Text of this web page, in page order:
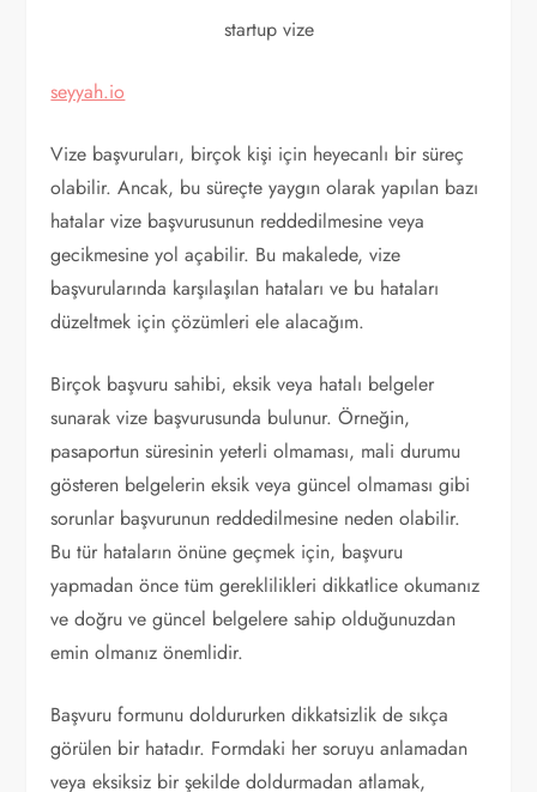
startup vize
seyyah.io
Vize başvuruları, birçok kişi için heyecanlı bir süreç
olabilir. Ancak, bu süreçte yaygın olarak yapılan bazı
hatalar vize başvurusunun reddedilmesine veya
gecikmesine yol açabilir. Bu makalede, vize
başvurularında karşılaşılan hataları ve bu hataları
düzeltmek için çözümleri ele alacağım.
Birçok başvuru sahibi, eksik veya hatalı belgeler
sunarak vize başvurusunda bulunur. Örneğin,
pasaportun süresinin yeterli olmaması, mali durumu
gösteren belgelerin eksik veya güncel olmaması gibi
sorunlar başvurunun reddedilmesine neden olabilir.
Bu tür hataların önüne geçmek için, başvuru
yapmadan önce tüm gereklilikleri dikkatlice okumanız
ve doğru ve güncel belgelere sahip olduğunuzdan
emin olmanız önemlidir.
Başvuru formunu doldururken dikkatsizlik de sıkça
görülen bir hatadır. Formdaki her soruyu anlamadan
veya eksiksiz bir şekilde doldurmadan atlamak,